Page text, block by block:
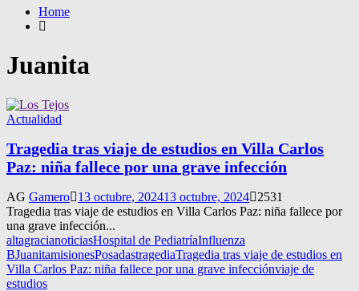
Home
Juanita
Actualidad
Tragedia tras viaje de estudios en Villa Carlos
Paz: niña fallece por una grave infección
AG Gamero 13 octubre, 202413 octubre, 2024
2531
Tragedia tras viaje de estudios en Villa Carlos Paz: niña fallece por
una grave infección...
altagracianoticiasHospital de PediatríaInfluenza
BJuanitamisionesPosadastragediaTragedia tras viaje de estudios en
Villa Carlos Paz: niña fallece por una grave infecciónviaje de
estudios